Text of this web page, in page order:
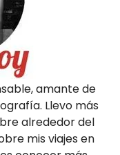
amante de
Llevo más
alrededor del
mis viajes en